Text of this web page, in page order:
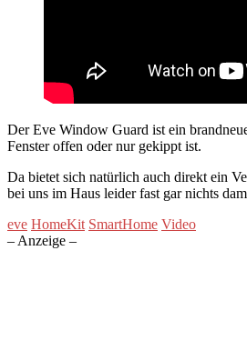
Der Eve Window Guard ist ein
Fenster offen oder nur gekippt ist.
Da bietet sich natürlich auch direkt ein
bei uns im Haus leider fast gar nichts
eve HomeKit SmartHome Video
– Anzeige –